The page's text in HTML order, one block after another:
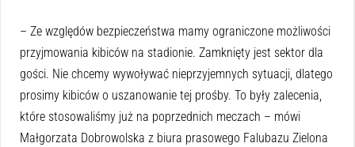
– Ze względów bezpieczeństwa mamy ograniczone możliwości
przyjmowania kibiców na stadionie. Zamknięty jest sektor dla
gości. Nie chcemy wywoływać nieprzyjemnych sytuacji, dlatego
prosimy kibiców o uszanowanie tej prośby. To były zalecenia,
które stosowaliśmy już na poprzednich meczach – mówi
Małgorzata Dobrowolska z biura prasowego Falubazu Zielona